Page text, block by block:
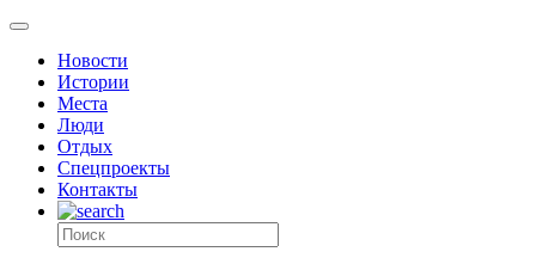
Новости
Истории
Места
Люди
Отдых
Спецпроекты
Контакты